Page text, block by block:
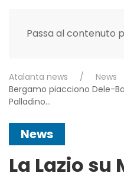
Passa al contenuto
Atalanta news News
Bergamo piacciono Dele-
Palladino…
News
La Lazio su